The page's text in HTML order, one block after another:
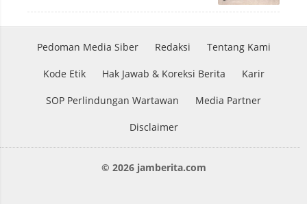
Pedoman Media Siber Redaksi Tentang Kami
Kode Etik Hak Jawab & Koreksi Berita Karir
SOP Perlindungan Wartawan Media Partner
Disclaimer
© 2026 jamberita.com